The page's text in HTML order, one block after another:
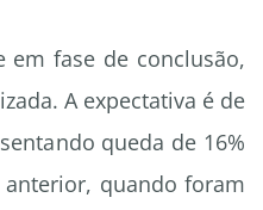
em fase de conclusão,
A expectativa é de
queda de 16%
quando foram